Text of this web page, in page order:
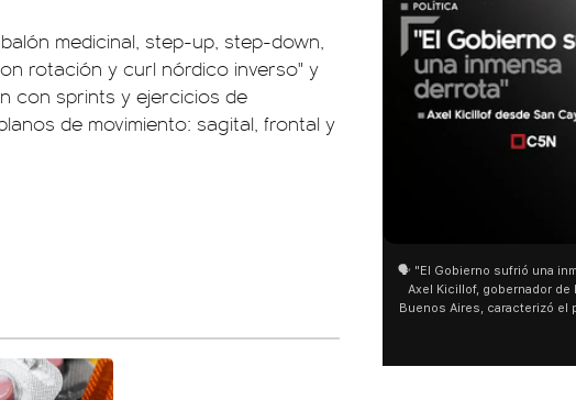
medicinal, step-up, step-down,
rotación y curl nórdico inverso" y
con sprints y ejercicios de
de movimiento: sagital, frontal y
🗣️ "El Gobierno sufrió una inmensa derrota" 🎙️
Buenos Aires, caracterizó el proyecto de Ley
y destacó "la movilización popular". 📌 La
San Cayetano: Jorge
miles de peregrinos
de Buenos Aires
agua y soportó las
últimos días: "Son